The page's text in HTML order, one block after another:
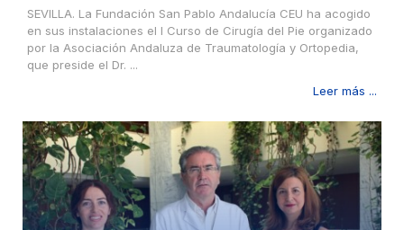
SEVILLA. La Fundación San Pablo Andalucía CEU ha acogido
en sus instalaciones el I Curso de Cirugía del Pie organizado
por la Asociación Andaluza de Traumatología y Ortopedia,
que preside el Dr. ...
Leer más ...